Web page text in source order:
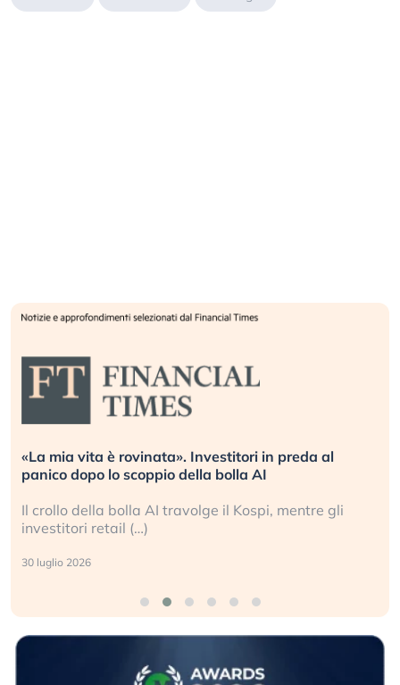
Investitori in preda al
bolla AI
il Kospi, mentre gli
Quando la finanza pesa
L’America sta ripetendo
La ricchezza mondiale